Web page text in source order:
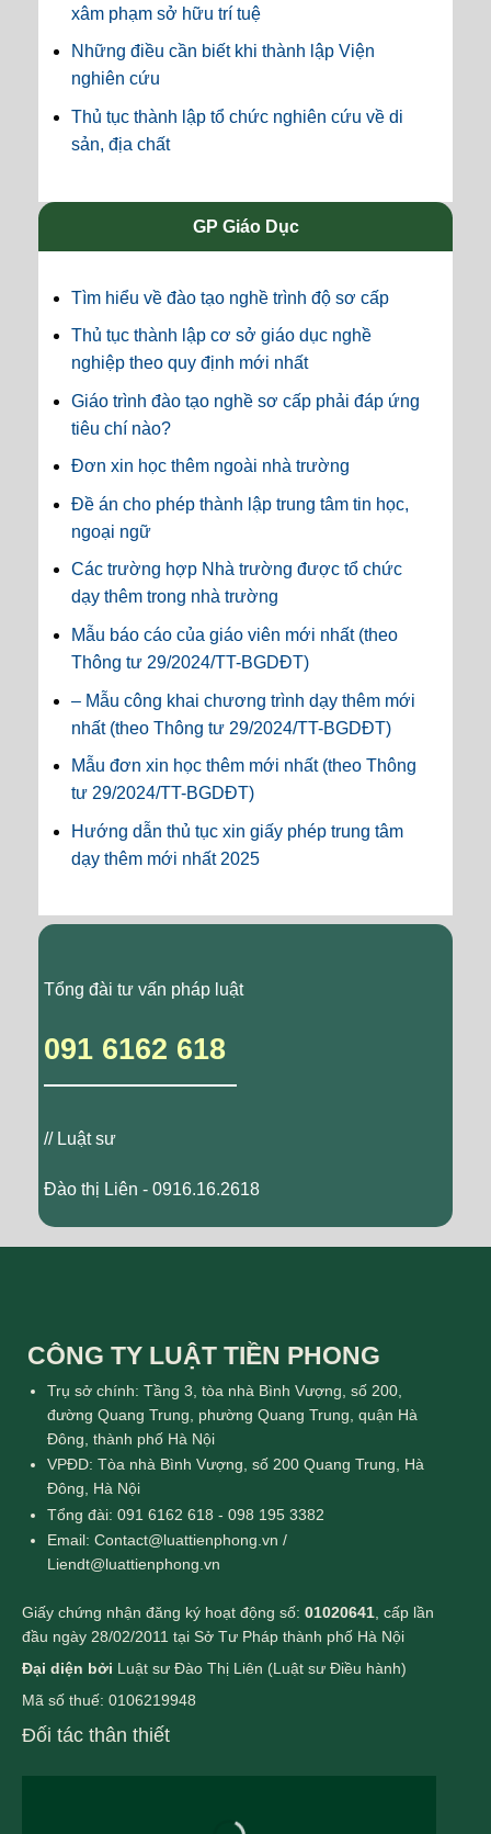
xâm phạm sở hữu trí tuệ
Những điều cần biết khi thành lập Viện
nghiên cứu
Thủ tục thành lập tổ chức nghiên cứu về di
sản, địa chất
GP Giáo Dục
Tìm hiểu về đào tạo nghề trình độ sơ cấp
Thủ tục thành lập cơ sở giáo dục nghề
nghiệp theo quy định mới nhất
Giáo trình đào tạo nghề sơ cấp phải đáp ứng
tiêu chí nào?
Đơn xin học thêm ngoài nhà trường
Đề án cho phép thành lập trung tâm tin học,
ngoại ngữ
Các trường hợp Nhà trường được tổ chức
dạy thêm trong nhà trường
Mẫu báo cáo của giáo viên mới nhất (theo
Thông tư 29/2024/TT-BGDĐT)
– Mẫu công khai chương trình dạy thêm mới
nhất (theo Thông tư 29/2024/TT-BGDĐT)
Mẫu đơn xin học thêm mới nhất (theo Thông
tư 29/2024/TT-BGDĐT)
Hướng dẫn thủ tục xin giấy phép trung tâm
dạy thêm mới nhất 2025
Tổng đài tư vấn pháp luật
091 6162 618
// Luật sư
Đào thị Liên - 0916.16.2618
CÔNG TY LUẬT TIỀN PHONG
Trụ sở chính: Tầng 3, tòa nhà Bình Vượng, số 200,
đường Quang Trung, phường Quang Trung, quận Hà
Đông, thành phố Hà Nội
VPĐD: Tòa nhà Bình Vượng, số 200 Quang Trung, Hà
Đông, Hà Nội
Tổng đài: 091 6162 618 - 098 195 3382
Email: Contact@luattienphong.vn /
Liendt@luattienphong.vn
Giấy chứng nhận đăng ký hoạt động số: 01020641 , cấp lần
đầu ngày 28/02/2011 tại Sở Tư Pháp thành phố Hà Nội
Đại diện bởi Luật sư Đào Thị Liên (Luật sư Điều hành)
Mã số thuế: 0106219948
Đối tác thân thiết